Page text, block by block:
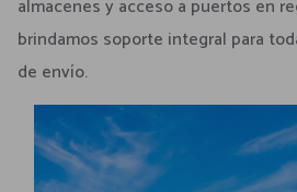
almacenes y acceso a puertos en
brindamos soporte integral para
de envío.